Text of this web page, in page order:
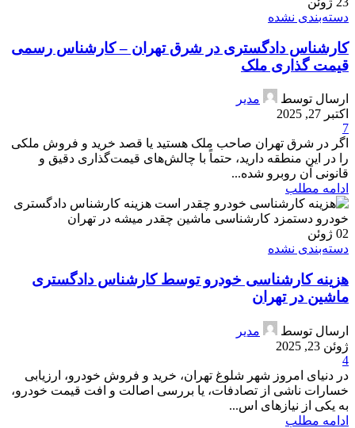
دسته‌بندی نشده
کارشناس دادگستری در شرق تهران – کارشناس رسمی
قیمت گذاری ملک
ارسال توسط
مدیر
اکتبر 27, 2025
7
اگر در شرق تهران صاحب ملک هستید یا قصد خرید و فروش ملکی
را در این منطقه دارید، حتماً با چالش‌های قیمت‌گذاری دقیق و
قانونی آن روبرو شده‌...
ادامه مطلب
02 ژوئن
دسته‌بندی نشده
هزینه کارشناسی خودرو توسط کارشناس دادگستری
ماشین در تهران
ارسال توسط
مدیر
ژوئن 23, 2025
4
در دنیای امروز شهر شلوغ تهران، خرید و فروش خودرو، ارزیابی
خسارات ناشی از تصادفات، یا بررسی اصالت و افت قیمت خودرو،
به یکی از نیازهای اس...
ادامه مطلب